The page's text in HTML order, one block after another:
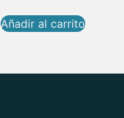
Añadir al carrito